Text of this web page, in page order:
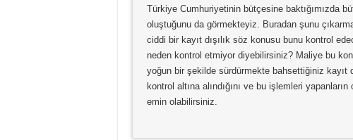
Türkiye Cumhuriyetinin bütçesine baktığımızda
oluştuğunu da görmekteyiz. Buradan şunu
ciddi bir kayıt dışılık söz konusu bunu kontrol
neden kontrol etmiyor diyebilirsiniz? Maliye bu
yoğun bir şekilde sürdürmekte bahsettiğiniz kayıt
kontrol altına alındığını ve bu işlemleri
emin olabilirsiniz.